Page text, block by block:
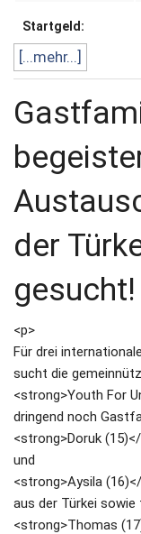
Startgeld:
[...mehr...]
der
gesucht!
<p>
Für drei
sucht die
<strong>Youth For
dringend noch
<strong>Doruk
und
<strong>Aysila
aus der Türkei sowie
<strong>Thomas